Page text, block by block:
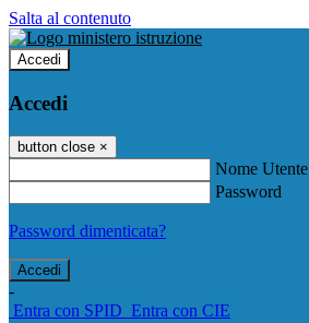
Salta al contenuto
Accedi
Accedi
button close ×
Nome Utente
Password
Password dimenticata?
-
Entra con SPID Entra con CIE